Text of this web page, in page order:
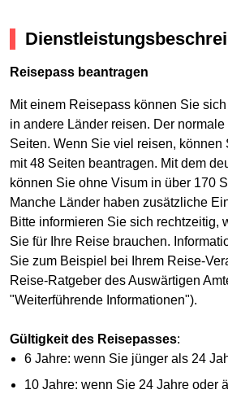
Reisepass beantragen
Mit einem Reisepass können Sie
in andere Länder reisen. Der
Seiten. Wenn Sie viel reisen,
mit 48 Seiten beantragen. Mit dem
können Sie ohne Visum in über 170
Manche Länder haben zusätzliche
Bitte informieren Sie sich rechtzeitig,
Sie für Ihre Reise brauchen.
Sie zum Beispiel bei Ihrem Reise-
Reise-Ratgeber des Auswärtigen
"Weiterführende Informationen").
Gültigkeit des Reisepasses:
6 Jahre: wenn Sie jünger als 24
10 Jahre: wenn Sie 24 Jahre oder